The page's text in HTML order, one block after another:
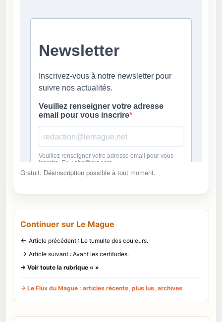
Gratuit. Désinscription possible à tout moment.
Continuer sur Le Mague
← Article précédent : Le tumulte des couleurs.
→ Article suivant : Avant les certitudes.
→ Voir toute la rubrique « »
→ Le Flux du Mague : articles récents, plus lus, archives